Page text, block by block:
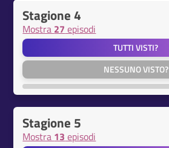
Stagione 4
Mostra 27 episodi
TUTTI VISTI?
NESSUNO VISTO?
Stagione 5
Mostra 13 episodi